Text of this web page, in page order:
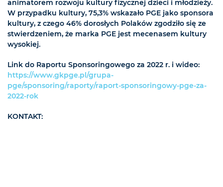
animatorem rozwoju kultury fizycznej dzieci i młodzieży.
W przypadku kultury, 75,3% wskazało PGE jako sponsora
kultury, z czego 46% dorosłych Polaków zgodziło się ze
stwierdzeniem, że marka PGE jest mecenasem kultury
wysokiej.
Link do Raportu Sponsoringowego za 2022 r. i wideo:
https://www.gkpge.pl/grupa-
pge/sponsoring/raporty/raport-sponsoringowy-pge-za-
2022-rok
KONTAKT: